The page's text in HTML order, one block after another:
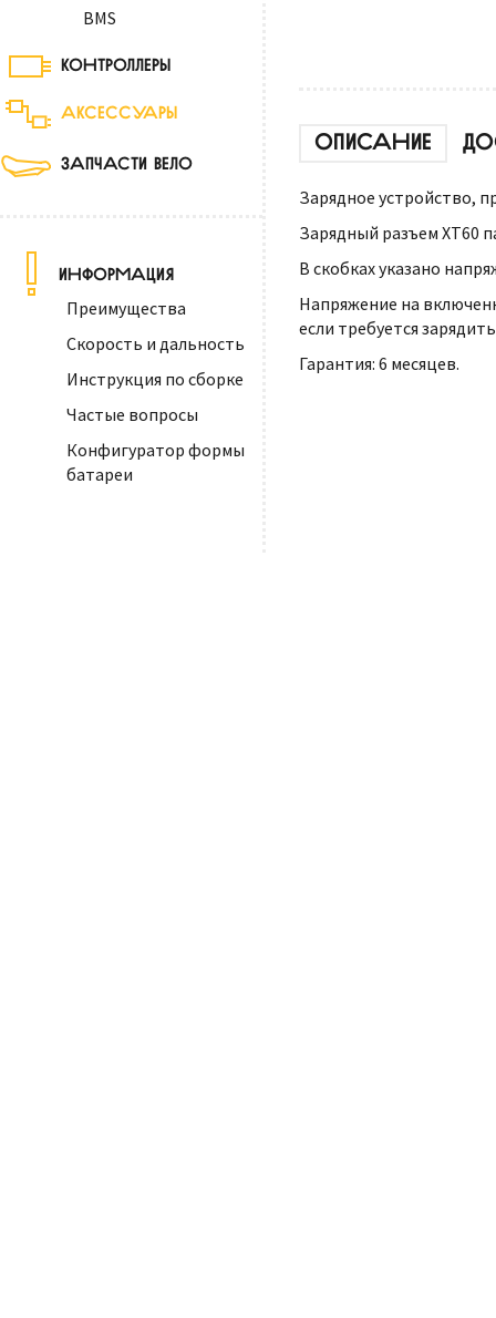
BMS
КОНТРОЛЛЕРЫ
АКСЕССУАРЫ
ЗАПЧАСТИ ВЕЛО
ИНФОРМАЦИЯ
Преимущества
Скорость и дальность
Инструкция по сборке
Частые вопросы
Конфигуратор формы
батареи
ОПИСАНИЕ
Зарядное устройство,
Зарядный разъем XT60
В скобках указано
Напряжение на
если требуется
Гарантия: 6 месяцев.